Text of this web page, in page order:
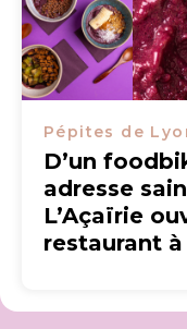
Pépites de
D’un
adresse
L’Açaïrie
restaurant